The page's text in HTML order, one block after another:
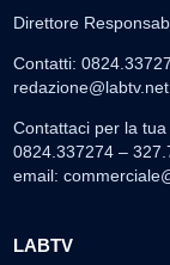
Direttore
Contatti:
redazione@labtv.net
Contattaci per la tua
0824.337274 –
email:
LABTV